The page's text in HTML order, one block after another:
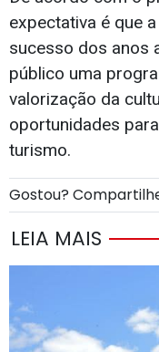
expectativa é que
sucesso dos anos
público uma
valorização da
oportunidades
turismo.
Gostou?
LEIA MAIS